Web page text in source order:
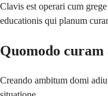
Clavis est operari cum
educationis qui planum
Quomodo curam
Creando ambitum domi